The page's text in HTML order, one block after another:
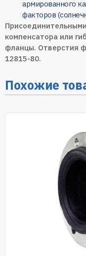
армированного
факторов
компенсатора или
фланцы. Отверстия
12815-80.
Похожие